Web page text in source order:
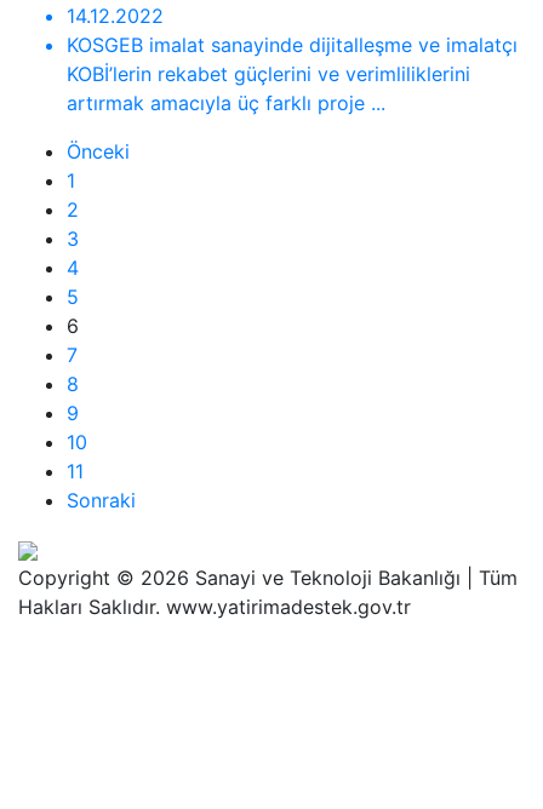
14.12.2022
KOSGEB imalat sanayinde dijitalleşme ve imalatçı
KOBİ’lerin rekabet güçlerini ve verimliliklerini
artırmak amacıyla üç farklı proje ...
Önceki
1
2
3
4
5
6
7
8
9
10
11
Sonraki
Copyright © 2026 Sanayi ve Teknoloji Bakanlığı | Tüm
Hakları Saklıdır. www.yatirimadestek.gov.tr